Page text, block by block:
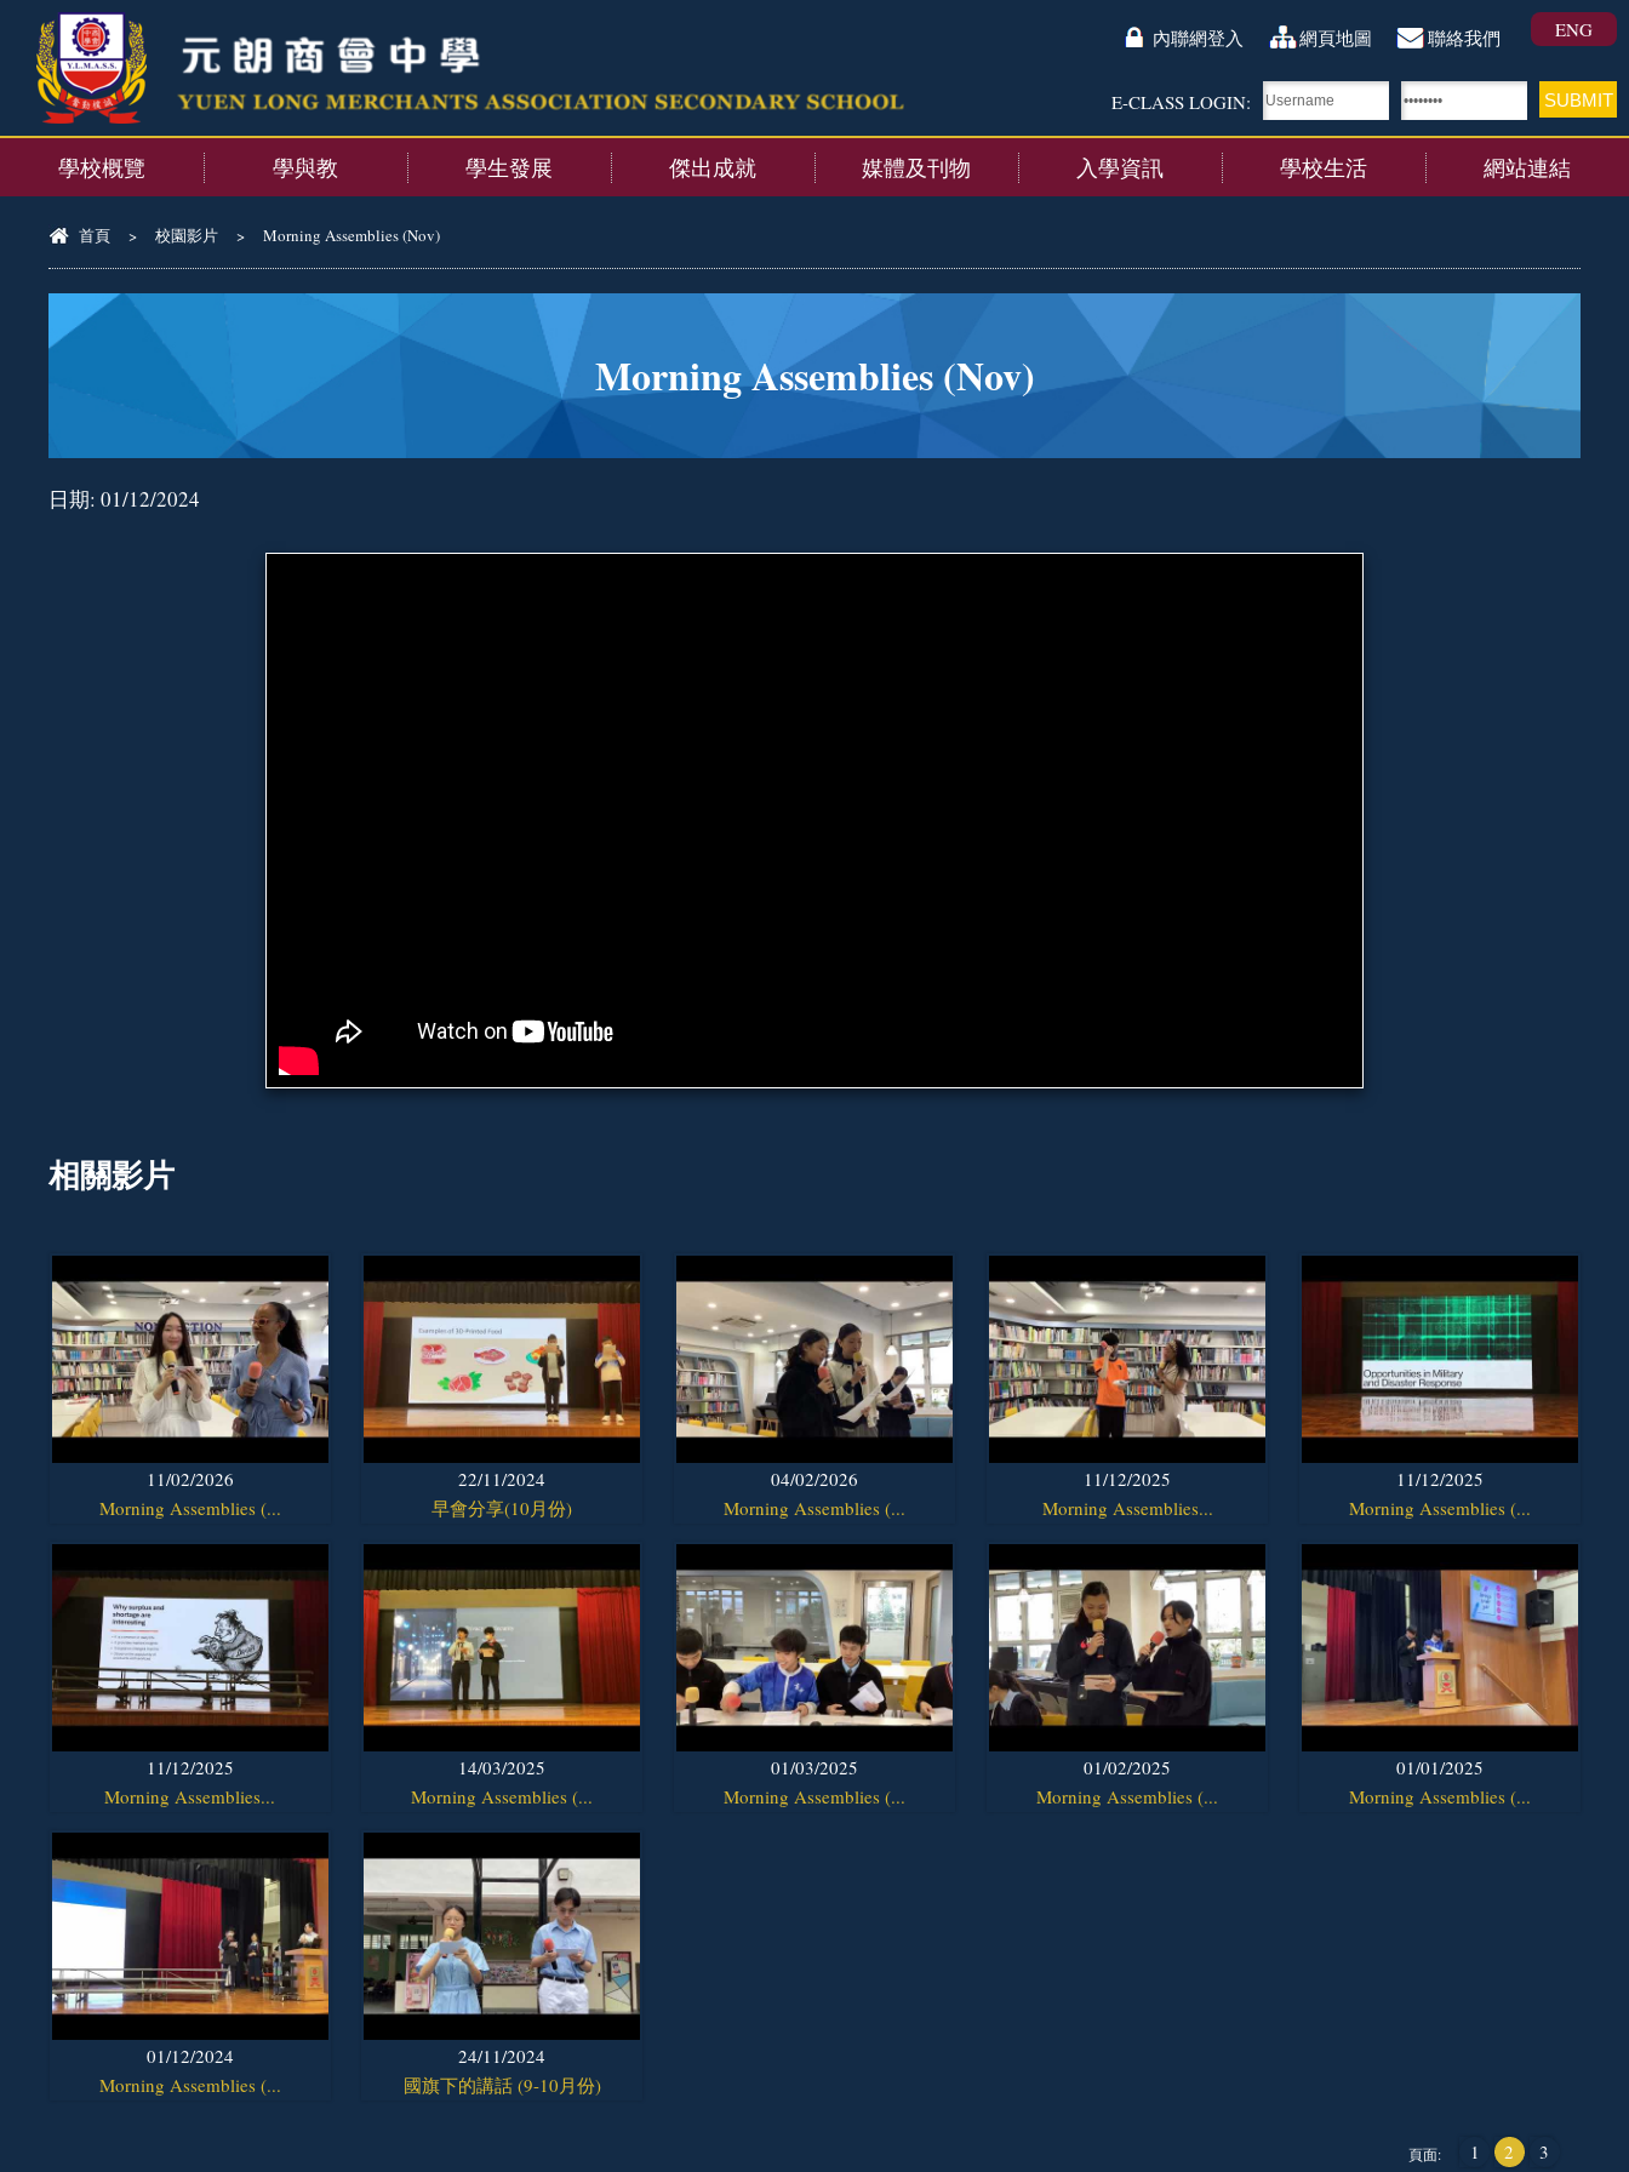
內聯網登入 網頁地圖 聯絡我們 ENG
E-CLASS LOGIN:
學校概覽 學與教 學生發展 傑出成就 媒體及刊物 入學資訊 學校生活 網站連結
首頁 > 校園影片 > Morning Assemblies (Nov)
Morning Assemblies (Nov)
日期: 01/12/2024
相關影片
11/02/2026
Morning Assemblies (...
22/11/2024
早會分享(10月份)
04/02/2026
Morning Assemblies (...
11/12/2025
Morning Assemblies...
11/12/2025
Morning Assemblies (...
11/12/2025
Morning Assemblies...
14/03/2025
Morning Assemblies (...
01/03/2025
Morning Assemblies (...
01/02/2025
Morning Assemblies (...
01/01/2025
Morning Assemblies (...
01/12/2024
Morning Assemblies (...
24/11/2024
國旗下的講話 (9-10月份)
頁面: 1 2 3